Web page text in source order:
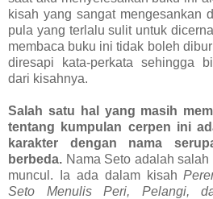
kisah yang sangat mengesankan
pula yang terlalu sulit untuk
membaca buku ini tidak boleh
diresapi kata-perkata sehingga
dari kisahnya.
Salah satu hal yang masih
tentang kumpulan cerpen ini
karakter dengan nama
berbeda. Nama Seto adalah
muncul. Ia ada dalam kisah
Seto Menulis Peri, Pelangi,